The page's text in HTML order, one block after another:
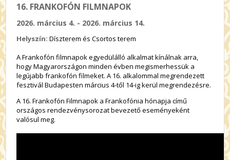
16. FRANKOFÓN FILMNAPOK
2026. március 4. - 2026. március 14.
Helyszín:Díszterem és Csortos terem
A Frankofón filmnapok egyedülálló alkalmat kínálnak arra,
hogy Magyarországon minden évben megismerhessük a
legújabb frankofón filmeket. A 16. alkalommal megrendezett
fesztivál Budapesten március 4-től 14-ig kerül megrendezésre.
A 16. Frankofón Filmnapok a Frankofónia hónapja című
országos rendezvénysorozat bevezető eseményeként
valósul meg.